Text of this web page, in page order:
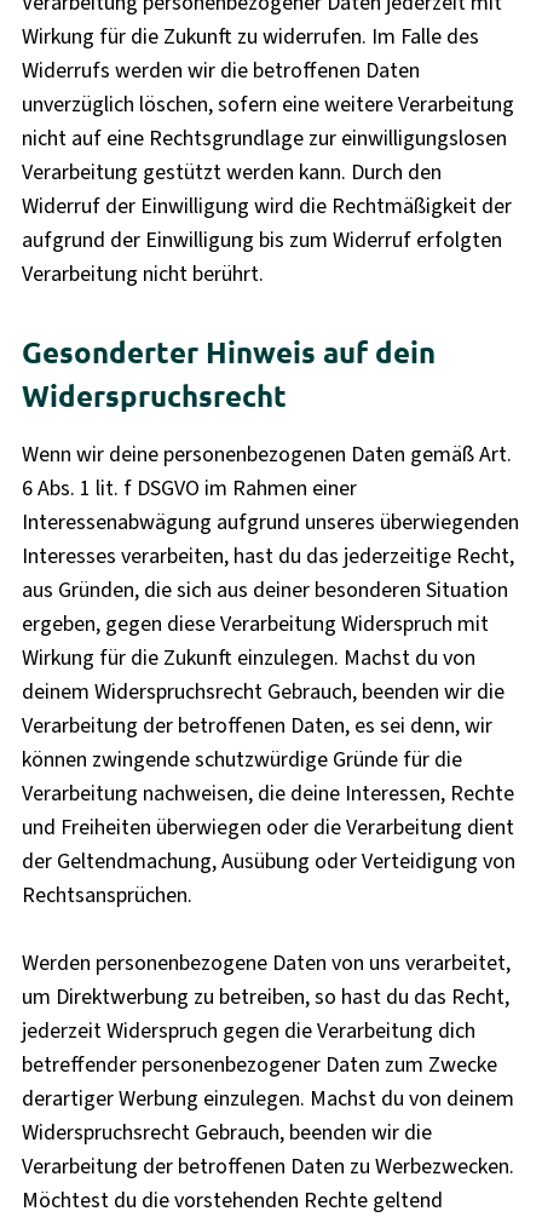
Wirkung für die Zukunft zu widerrufen. Im Falle des
Widerrufs werden wir die betroffenen Daten
unverzüglich löschen, sofern eine weitere Verarbeitung
nicht auf eine Rechtsgrundlage zur einwilligungslosen
Verarbeitung gestützt werden kann. Durch den
Widerruf der Einwilligung wird die Rechtmäßigkeit der
aufgrund der Einwilligung bis zum Widerruf erfolgten
Verarbeitung nicht berührt.
Gesonderter Hinweis auf dein
Widerspruchsrecht
Wenn wir deine personenbezogenen Daten gemäß Art.
6 Abs. 1 lit. f DSGVO im Rahmen einer
Interessenabwägung aufgrund unseres überwiegenden
Interesses verarbeiten, hast du das jederzeitige Recht,
aus Gründen, die sich aus deiner besonderen Situation
ergeben, gegen diese Verarbeitung Widerspruch mit
Wirkung für die Zukunft einzulegen. Machst du von
deinem Widerspruchsrecht Gebrauch, beenden wir die
Verarbeitung der betroffenen Daten, es sei denn, wir
können zwingende schutzwürdige Gründe für die
Verarbeitung nachweisen, die deine Interessen, Rechte
und Freiheiten überwiegen oder die Verarbeitung dient
der Geltendmachung, Ausübung oder Verteidigung von
Rechtsansprüchen.
Werden personenbezogene Daten von uns verarbeitet,
um Direktwerbung zu betreiben, so hast du das Recht,
jederzeit Widerspruch gegen die Verarbeitung dich
betreffender personenbezogener Daten zum Zwecke
derartiger Werbung einzulegen. Machst du von deinem
Widerspruchsrecht Gebrauch, beenden wir die
Verarbeitung der betroffenen Daten zu Werbezwecken.
Möchtest du die vorstehenden Rechte geltend